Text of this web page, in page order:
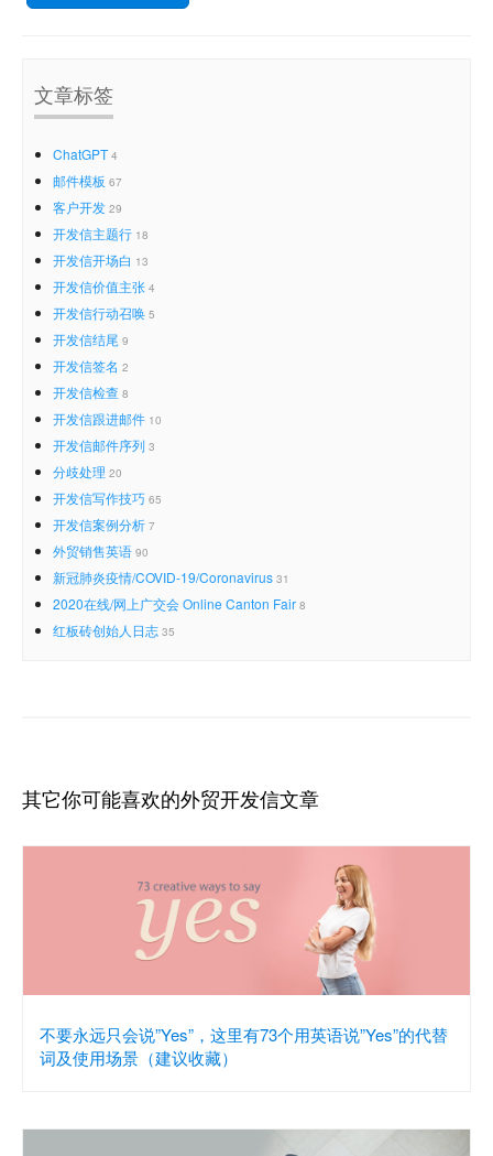
文章标签
ChatGPT 4
邮件模板 67
客户开发 29
开发信主题行 18
开发信开场白 13
开发信价值主张 4
开发信行动召唤 5
开发信结尾 9
开发信签名 2
开发信检查 8
开发信跟进邮件 10
开发信邮件序列 3
分歧处理 20
开发信写作技巧 65
开发信案例分析 7
外贸销售英语 90
新冠肺炎疫情/COVID-19/Coronavirus 31
2020在线/网上广交会 Online Canton Fair 8
红板砖创始人日志 35
其它你可能喜欢的外贸开发信文章
不要永远只会说”Yes”，这里有73个用英语说”Yes”的代替
词及使用场景（建议收藏）